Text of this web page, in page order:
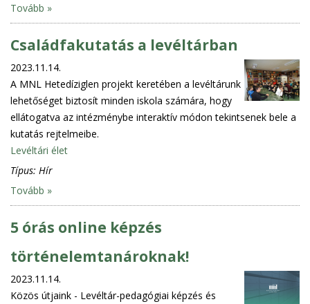
Tovább »
Családfakutatás a levéltárban
2023.11.14.
A MNL Hetedíziglen projekt keretében a levéltárunk
lehetőséget biztosít minden iskola számára, hogy
ellátogatva az intézménybe interaktív módon tekintsenek bele a
kutatás rejtelmeibe.
Levéltári élet
Típus: Hír
Tovább »
5 órás online képzés
történelemtanároknak!
2023.11.14.
Közös útjaink - Levéltár-pedagógiai képzés és